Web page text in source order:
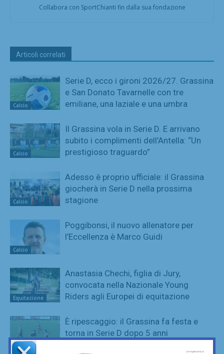
Collabora con SportChianti fin dalla sua fondazione
Articoli correlati
Calcio
Serie D, ecco i gironi 2026/27. Grassina
e San Donato Tavarnelle con tre
emiliane, una laziale e una umbra
Calcio
Il Grassina vola in Serie D. E arrivano
subito i complimenti dell’Antella: “Un
prestigioso traguardo”
Calcio
Adesso è proprio ufficiale: il Grassina
giocherà in Serie D nella prossima
stagione
Calcio
Poggibonsi, il nuovo allenatore per
l’Eccellenza è Marco Guidi
Equitazione
Anastasia Chechi, figlia di Jury,
convocata nella Nazionale Young
Riders agli Europei di equitazione
Calcio
È ripescaggio: il Grassina fa festa e
torna in Serie D dopo 5 anni